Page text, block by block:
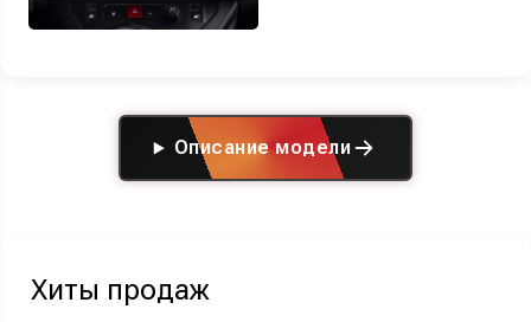
Описание модели
Хиты продаж